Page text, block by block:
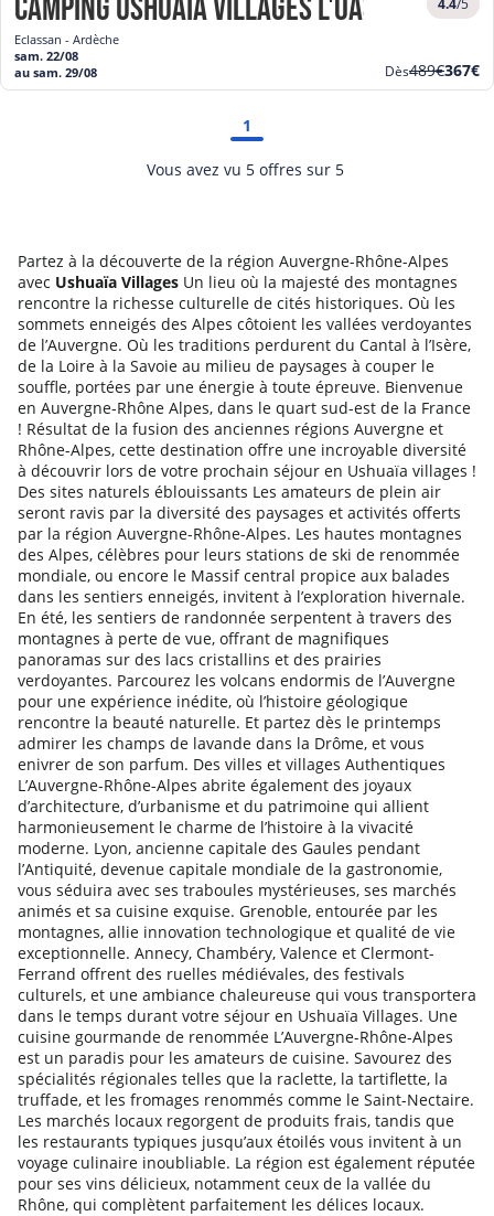
Partez à la découverte de la région Auvergne-Rhône-Alpes
avec Ushuaïa Villages Un lieu où la majesté des montagnes
rencontre la richesse culturelle de cités historiques. Où les
sommets enneigés des Alpes côtoient les vallées verdoyantes
de l’Auvergne. Où les traditions perdurent du Cantal à l’Isère,
de la Loire à la Savoie au milieu de paysages à couper le
souffle, portées par une énergie à toute épreuve. Bienvenue
en Auvergne-Rhône Alpes, dans le quart sud-est de la France
! Résultat de la fusion des anciennes régions Auvergne et
Rhône-Alpes, cette destination offre une incroyable diversité
à découvrir lors de votre prochain séjour en Ushuaïa villages !
Des sites naturels éblouissants Les amateurs de plein air
seront ravis par la diversité des paysages et activités offerts
par la région Auvergne-Rhône-Alpes. Les hautes montagnes
des Alpes, célèbres pour leurs stations de ski de renommée
mondiale, ou encore le Massif central propice aux balades
dans les sentiers enneigés, invitent à l’exploration hivernale.
En été, les sentiers de randonnée serpentent à travers des
montagnes à perte de vue, offrant de magnifiques
panoramas sur des lacs cristallins et des prairies
verdoyantes. Parcourez les volcans endormis de l’Auvergne
pour une expérience inédite, où l’histoire géologique
rencontre la beauté naturelle. Et partez dès le printemps
admirer les champs de lavande dans la Drôme, et vous
enivrer de son parfum. Des villes et villages Authentiques
L’Auvergne-Rhône-Alpes abrite également des joyaux
d’architecture, d’urbanisme et du patrimoine qui allient
harmonieusement le charme de l’histoire à la vivacité
moderne. Lyon, ancienne capitale des Gaules pendant
l’Antiquité, devenue capitale mondiale de la gastronomie,
vous séduira avec ses traboules mystérieuses, ses marchés
animés et sa cuisine exquise. Grenoble, entourée par les
montagnes, allie innovation technologique et qualité de vie
exceptionnelle. Annecy, Chambéry, Valence et Clermont-
Ferrand offrent des ruelles médiévales, des festivals
culturels, et une ambiance chaleureuse qui vous transportera
dans le temps durant votre séjour en Ushuaïa Villages. Une
cuisine gourmande de renommée L’Auvergne-Rhône-Alpes
est un paradis pour les amateurs de cuisine. Savourez des
spécialités régionales telles que la raclette, la tartiflette, la
truffade, et les fromages renommés comme le Saint-Nectaire.
Les marchés locaux regorgent de produits frais, tandis que
les restaurants typiques jusqu’aux étoilés vous invitent à un
voyage culinaire inoubliable. La région est également réputée
pour ses vins délicieux, notamment ceux de la vallée du
Rhône, qui complètent parfaitement les délices locaux.
Camping Ushuaïa Villages l'Oasis *****
Eclassan - Ardèche
4.4/5
sam. 22/08
au sam. 29/08
DèsAncien
prix
489€
prix
367€
1
Vous avez vu 5 offres sur 5